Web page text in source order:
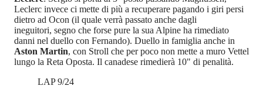
Leclerc invece ci mette di più a recuperare pagando i giri persi
dietro ad Ocon (il quale verrà passato anche dagli
ineguitori, segno che forse pure la sua Alpine ha rimediato
danni nel duello con Fernando). Duello in famiglia anche in
Aston Martin, con Stroll che per poco non mette a muro Vettel
lungo la Reta Oposta. Il canadese rimedierà 10" di penalità.
LAP 9/24